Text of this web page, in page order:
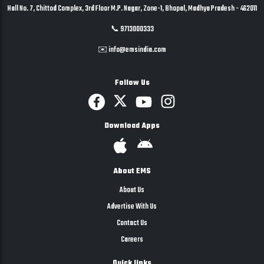
Hall No. 7, Chittod Complex, 3rd Floor M.P. Nagar, Zone-1, Bhopal, Madhya Pradesh - 462011
📞 9713000333
✉️ info@emsindia.com
Follow Us
Download Apps
About EMS
About Us
Advertise With Us
Contact Us
Careers